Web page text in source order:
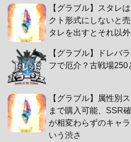
【グラブル】スタレ
クト形式にしないと
タレを出すとそれ以
【グラブル】ドレバ
フで厄介？古戦場
【グラブル】属性別
まで購入可能、SSR
が相変わらずのキャ
いう渋さ